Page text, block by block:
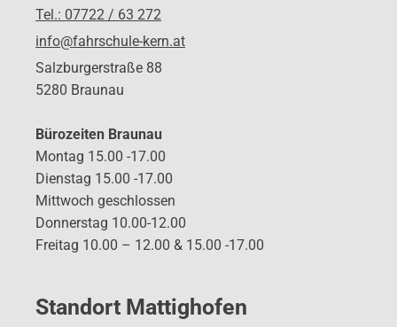
Tel.: 07722 / 63 272
info@fahrschule-kern.at
Salzburgerstraße 88
5280 Braunau
Bürozeiten Braunau
Montag 15.00 -17.00
Dienstag 15.00 -17.00
Mittwoch geschlossen
Donnerstag 10.00-12.00
Freitag 10.00 – 12.00 & 15.00 -17.00
Standort Mattighofen